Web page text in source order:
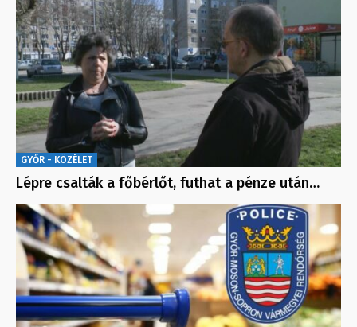
GYŐR - KÖZÉLET
Lépre csalták a főbérlőt, futhat a pénze után…